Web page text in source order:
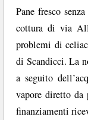
Pane fresco
cottura di via
problemi di
di Scandicci. La
a seguito
vapore diretto da
finanziamenti